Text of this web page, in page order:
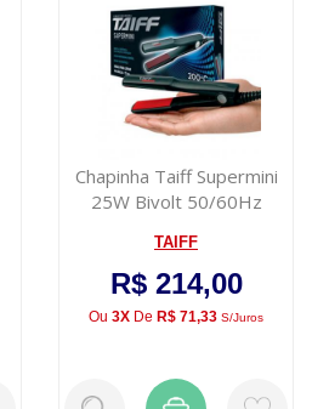
Chapinha Taiff Supermini
25W Bivolt 50/60Hz
TAIFF
R$ 214,00
Ou 3X De R$ 71,33 S/juros